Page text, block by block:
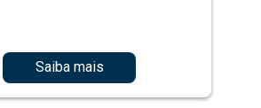
Saiba mais